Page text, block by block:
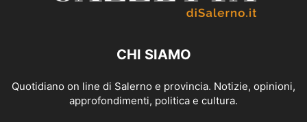
CHI SIAMO
Quotidiano on line di Salerno e provincia. Notizie, opinioni,
approfondimenti, politica e cultura.